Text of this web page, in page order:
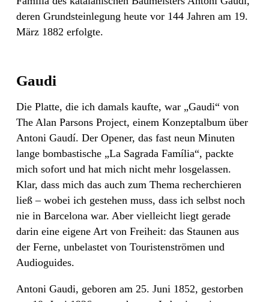
deren Grundsteinlegung heute vor 144 Jahren am 19.
März 1882 erfolgte.
Gaudi
Die Platte, die ich damals kaufte, war „Gaudi“ von
The Alan Parsons Project, einem Konzeptalbum über
Antoni Gaudí. Der Opener, das fast neun Minuten
lange bombastische „La Sagrada Família“, packte
mich sofort und hat mich nicht mehr losgelassen.
Klar, dass mich das auch zum Thema recherchieren
ließ – wobei ich gestehen muss, dass ich selbst noch
nie in Barcelona war. Aber vielleicht liegt gerade
darin eine eigene Art von Freiheit: das Staunen aus
der Ferne, unbelastet von Touristenströmen und
Audioguides.
Antoni Gaudi, geboren am 25. Juni 1852, gestorben